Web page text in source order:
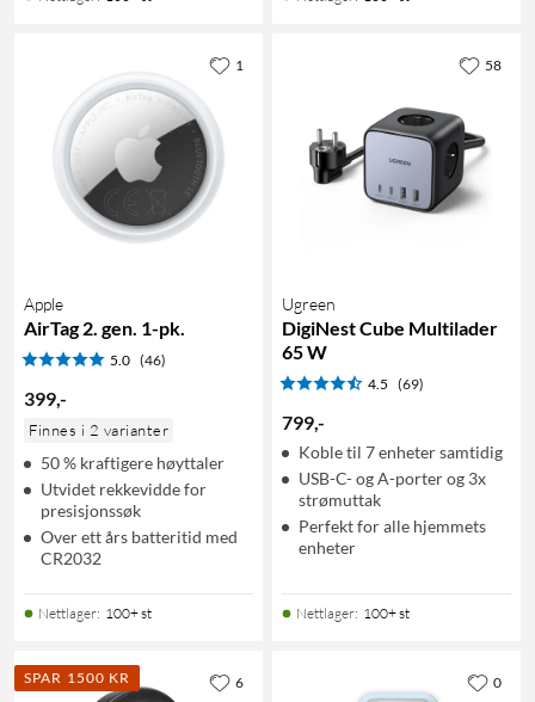
Apple
AirTag 2. gen. 1-pk.
5.0 (46)
399,-
Finnes i 2 varianter
50 % kraftigere høyttaler
Utvidet rekkevidde for
presisjonssøk
Over ett års batteritid med
CR2032
Nettlager: 100+ st
1
Ugreen
DigiNest Cube Multilader
65 W
4.5 (69)
799,-
Koble til 7 enheter samtidig
USB-C- og A-porter og 3x
strømuttak
Perfekt for alle hjemmets
enheter
Nettlager: 100+ st
58
SPAR 1500 KR 6 0